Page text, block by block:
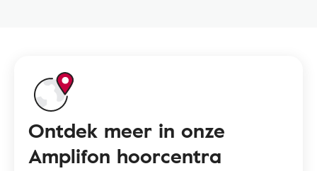
Ontdek meer in onze
Amplifon hoorcentra